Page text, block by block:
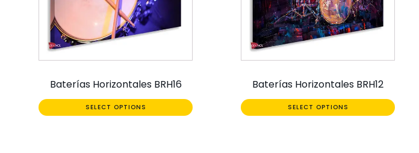
Baterías Horizontales BRH16
SELECT OPTIONS
Baterías Horizontales BRH12
SELECT OPTIONS